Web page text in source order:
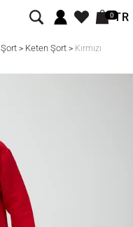
0TR
Şort> Keten Şort> Kırmızı